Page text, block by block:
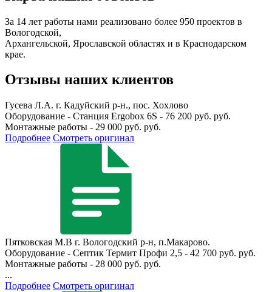
За 14 лет работы нами реализовано более 950 проектов в
Вологодской,
Архангельской, Ярославской областях и в Краснодарском
крае.
Отзывы наших клиентов
Гусева Л.А. г. Кадуйский р-н., пос. Хохлово
Оборудование - Станция Ergobox 6S - 76 200 руб. руб.
Монтажные работы - 29 000 руб. руб.
Подробнее Смотреть оригинал
Пятковская М.В г. Вологодский р-н, п.Макарово.
Оборудование - Септик Термит Профи 2,5 - 42 700 руб. руб.
Монтажные работы - 28 000 руб. руб.
...
Подробнее Смотреть оригинал